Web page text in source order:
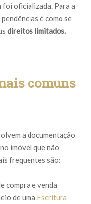
foi oficializada. Para a
é como se
direitos limitados.
comuns
a documentação
imóvel que não
frequentes são:
compra e venda
de uma Escritura